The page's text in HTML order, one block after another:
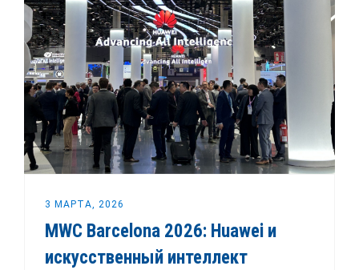
3 МАРТА, 2026
MWC Barcelona 2026: Huawei и
искусственный интеллект